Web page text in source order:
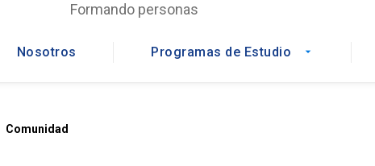
Formando personas
Nosotros Programas de Estudio arrow_drop_down
Comunidad